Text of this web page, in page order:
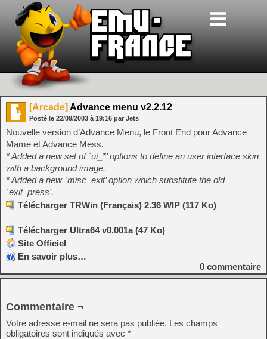
[Arcade] Advance menu v2.2.12
Posté le 22/09/2003 à 19:16 par Jets
Nouvelle version d’Advance Menu, le Front End pour Advance
Mame et Advance Mess.
* Added a new set of `ui_*’ options to define an user interface skin
with a background image.
* Added a new `misc_exit’ option which substitute the old
`exit_press’.
Télécharger TRWin (Français) 2.36 WIP (117 Ko)
Télécharger Ultra64 v0.001a (47 Ko)
Site Officiel
En savoir plus…
0 commentaire
Commentaire ¬
Votre adresse e-mail ne sera pas publiée. Les champs
obligatoires sont indiqués avec *